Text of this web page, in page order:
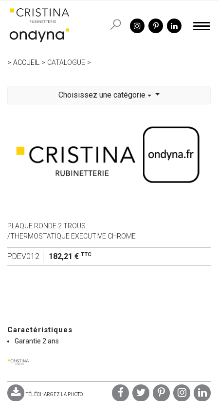
ACCUEIL CATALOGUE
Choisissez une catégorie
PLAQUE RONDE 2 TROUS
/THERMOSTATIQUE EXECUTIVE CHROME
PDEV012 182,21 € TTC
Caractéristiques
Garantie 2 ans
TÉLÉCHARGEZ LA PHOTO